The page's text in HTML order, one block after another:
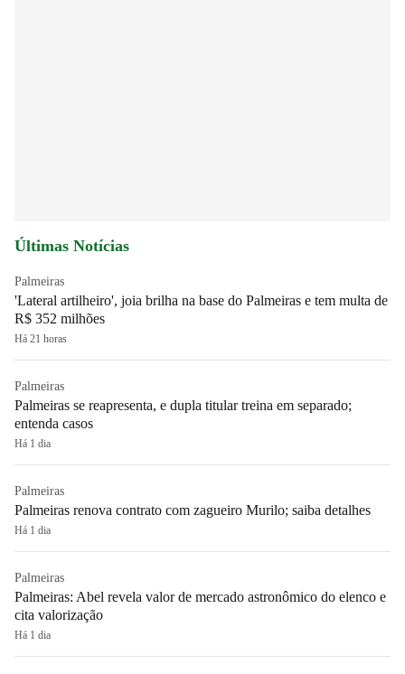
Últimas Notícias
Palmeiras
'Lateral artilheiro', joia brilha na base do Palmeiras e tem multa de
R$ 352 milhões
Há 21 horas
Palmeiras
Palmeiras se reapresenta, e dupla titular treina em separado;
entenda casos
Há 1 dia
Palmeiras
Palmeiras renova contrato com zagueiro Murilo; saiba detalhes
Há 1 dia
Palmeiras
Palmeiras: Abel revela valor de mercado astronômico do elenco e
cita valorização
Há 1 dia